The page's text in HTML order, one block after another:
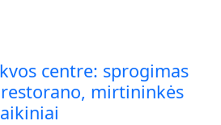
centre: sprogimas
restorano, mirtininkės